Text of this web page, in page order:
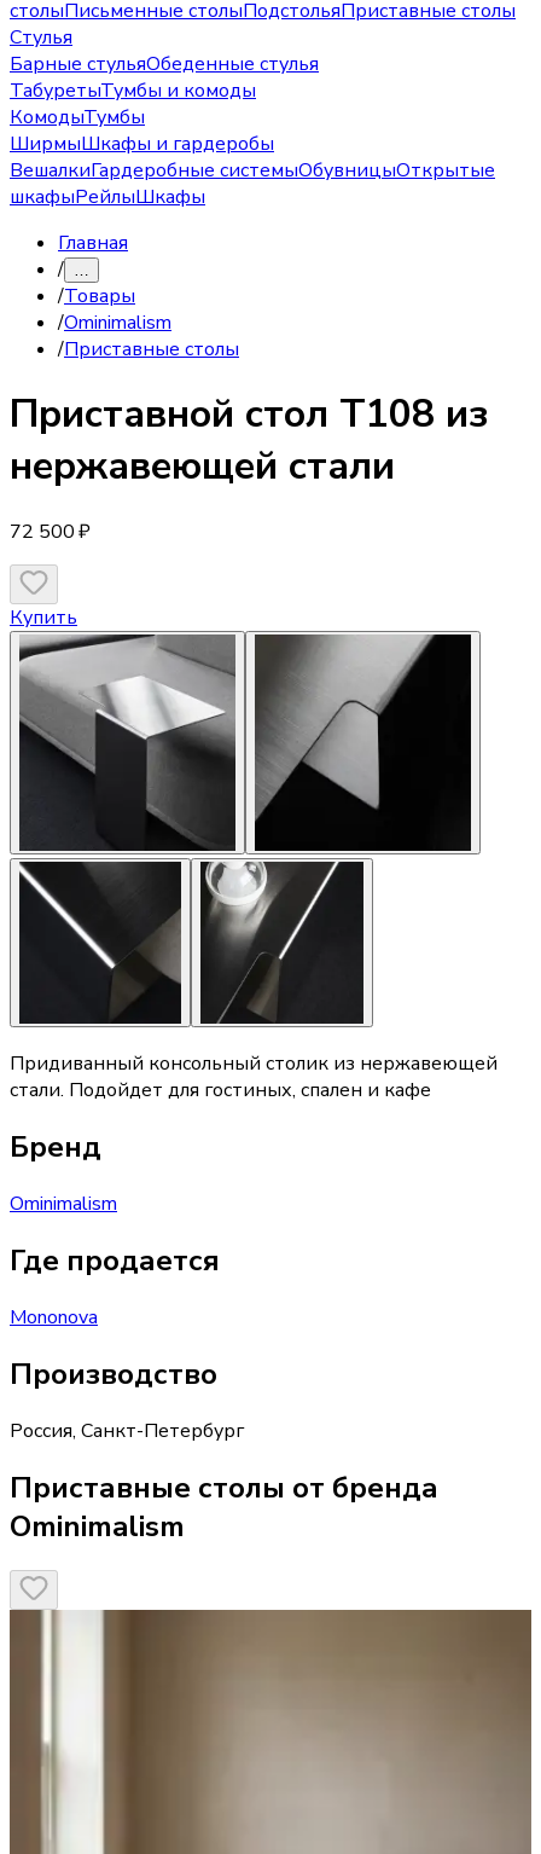
столыПисьменные столыПодстольяПриставные столы
Стулья
Барные стульяОбеденные стулья
ТабуретыТумбы и комоды
КомодыТумбы
ШирмыШкафы и гардеробы
ВешалкиГардеробные системыОбувницыОткрытые
шкафыРейлыШкафы
Главная
/ …
/Товары
/Ominimalism
/Приставные столы
Приставной стол Т108 из
нержавеющей стали
72 500 ₽
Купить
Придиванный консольный столик из нержавеющей
стали. Подойдет для гостиных, спален и кафе
Бренд
Ominimalism
Где продается
Mononova
Производство
Россия, Санкт-Петербург
Приставные столы от бренда
Ominimalism